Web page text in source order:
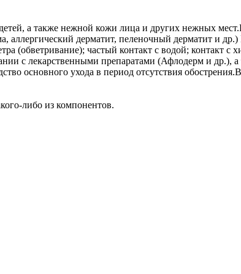
а также нежной кожи лица и других нежных
аллергический дерматит, пеленочный дерматит и
(обветривание); частый контакт с водой; контакт с
с лекарственными препаратами (Афлодерм и др.),
основного ухода в период отсутствия обострения.В
либо из компонентов.